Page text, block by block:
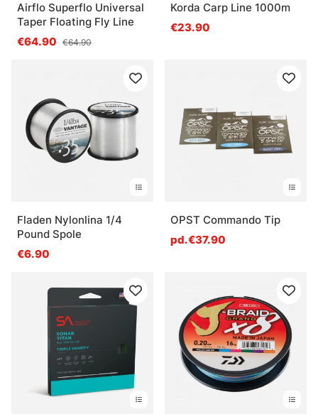
Airflo Superflo Universal
Taper Floating Fly Line
€64.90 €64.90
Korda Carp Line 1000m
€23.90
Fladen Nylonlina 1/4
Pound Spole
€6.90
OPST Commando Tip
pd.€37.90